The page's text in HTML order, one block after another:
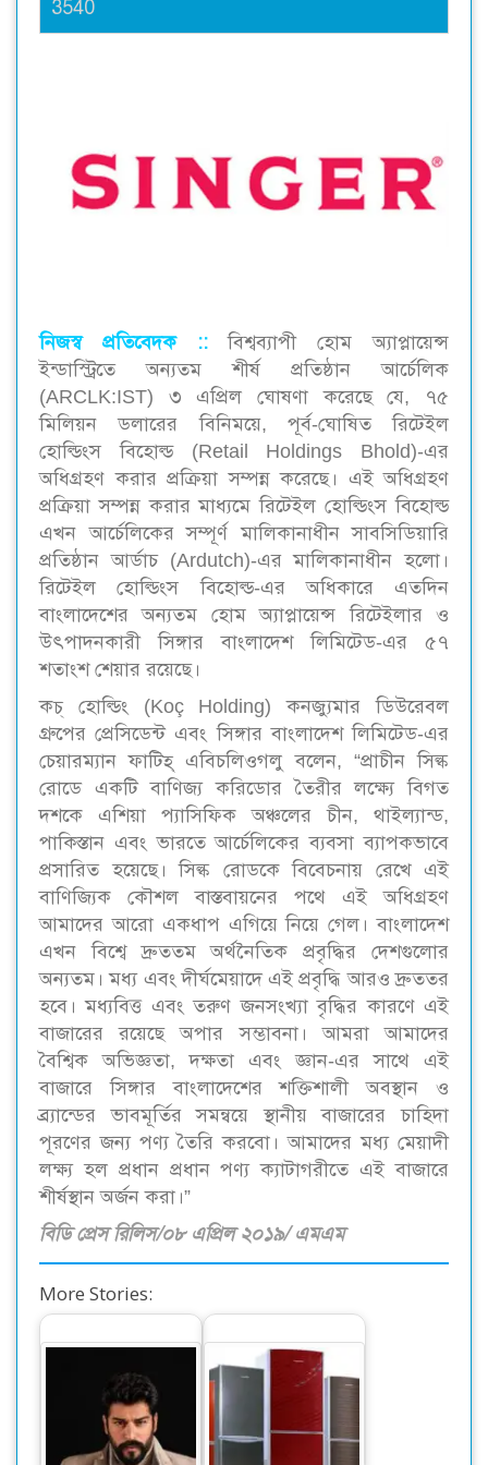
3540
নিজস্ব প্রতিবেদক ::
বিশ্বব্যাপী হোম অ্যাপ্লায়েন্স
ইন্ডাস্ট্রিতে অন্যতম শীর্ষ প্রতিষ্ঠান আর্চেলিক
(ARCLK:IST) ৩ এপ্রিল ঘোষণা করেছে যে, ৭৫
মিলিয়ন ডলারের বিনিময়ে, পূর্ব-ঘোষিত রিটেইল
হোল্ডিংস বিহোল্ড (Retail Holdings Bhold)-এর
অধিগ্রহণ করার প্রক্রিয়া সম্পন্ন করেছে। এই অধিগ্রহণ
প্রক্রিয়া সম্পন্ন করার মাধ্যমে রিটেইল হোল্ডিংস বিহোল্ড
এখন আর্চেলিকের সম্পূর্ণ মালিকানাধীন সাবসিডিয়ারি
প্রতিষ্ঠান আর্ডাচ (Ardutch)-এর মালিকানাধীন হলো।
রিটেইল হোল্ডিংস বিহোল্ড-এর অধিকারে এতদিন
বাংলাদেশের অন্যতম হোম অ্যাপ্লায়েন্স রিটেইলার ও
উৎপাদনকারী সিঙ্গার বাংলাদেশ লিমিটেড-এর ৫৭
শতাংশ শেয়ার রয়েছে।
কচ্ হোল্ডিং (Koç Holding) কনজ্যুমার ডিউরেবল
গ্রুপের প্রেসিডেন্ট এবং সিঙ্গার বাংলাদেশ লিমিটেড-এর
চেয়ারম্যান ফাটিহ্ এবিচলিওগলু বলেন, “প্রাচীন সিল্ক
রোডে একটি বাণিজ্য করিডোর তৈরীর লক্ষ্যে বিগত
দশকে এশিয়া প্যাসিফিক অঞ্চলের চীন, থাইল্যান্ড,
পাকিস্তান এবং ভারতে আর্চেলিকের ব্যবসা ব্যাপকভাবে
প্রসারিত হয়েছে। সিল্ক রোডকে বিবেচনায় রেখে এই
বাণিজ্যিক কৌশল বাস্তবায়নের পথে এই অধিগ্রহণ
আমাদের আরো একধাপ এগিয়ে নিয়ে গেল। বাংলাদেশ
এখন বিশ্বে দ্রুততম অর্থনৈতিক প্রবৃদ্ধির দেশগুলোর
অন্যতম। মধ্য এবং দীর্ঘমেয়াদে এই প্রবৃদ্ধি আরও দ্রুততর
হবে। মধ্যবিত্ত এবং তরুণ জনসংখ্যা বৃদ্ধির কারণে এই
বাজারের রয়েছে অপার সম্ভাবনা। আমরা আমাদের
বৈশ্বিক অভিজ্ঞতা, দক্ষতা এবং জ্ঞান-এর সাথে এই
বাজারে সিঙ্গার বাংলাদেশের শক্তিশালী অবস্থান ও
ব্র্যান্ডের ভাবমূর্তির সমন্বয়ে স্থানীয় বাজারের চাহিদা
পূরণের জন্য পণ্য তৈরি করবো। আমাদের মধ্য মেয়াদী
লক্ষ্য হল প্রধান প্রধান পণ্য ক্যাটাগরীতে এই বাজারে
শীর্ষস্থান অর্জন করা।”
বিডি প্রেস রিলিস/০৮ এপ্রিল ২০১৯/ এমএম
More Stories:
বাংলাদেশে আসছেন
তুর্কি সুপারস্টার বুরাক